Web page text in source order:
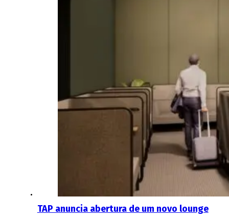
TAP anuncia abertura de um novo lounge